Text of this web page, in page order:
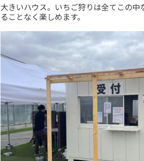
大きいハウス。いちご狩りは全てこの中
ることなく楽しめます。